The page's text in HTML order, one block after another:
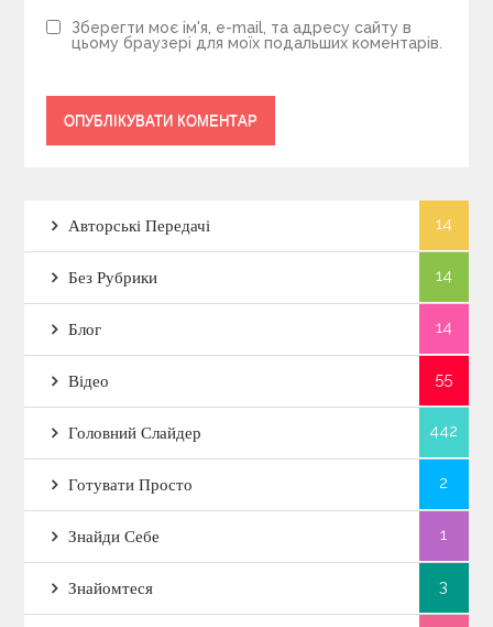
Зберегти моє ім'я, e-mail, та адресу сайту в
цьому браузері для моїх подальших коментарів.
Авторські Передачі 14
Без Рубрики 14
Блог 14
Відео 55
Головний Слайдер 442
Готувати Просто 2
Знайди Себе 1
Знайомтеся 3